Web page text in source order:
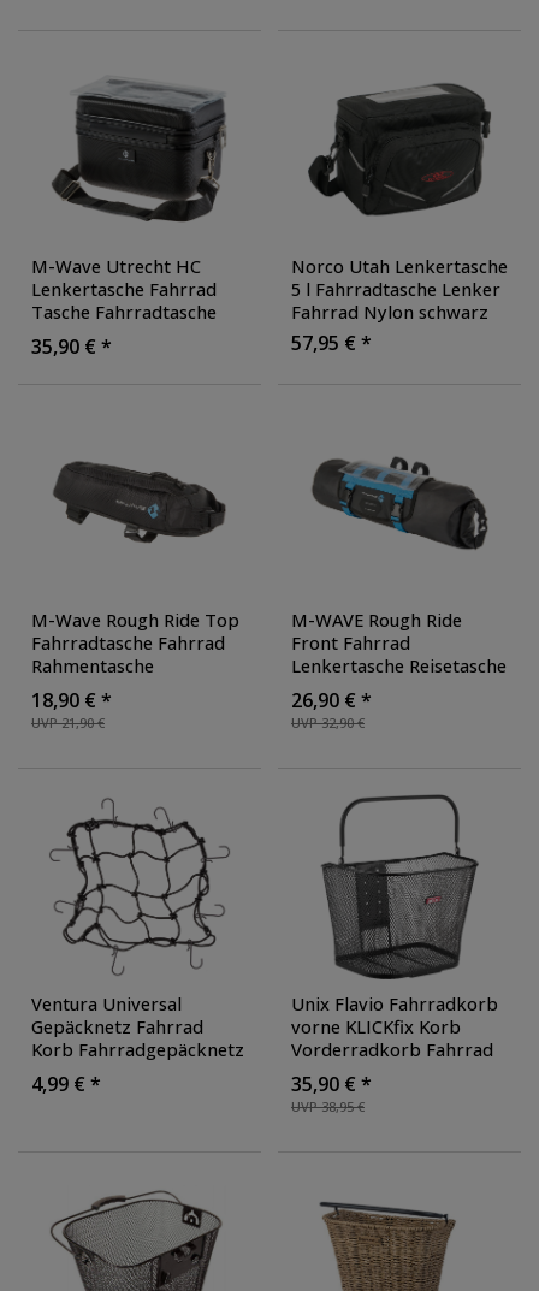
M-Wave Utrecht HC
Lenkertasche Fahrrad
Tasche Fahrradtasche
Lenker Box mit
Kartenhalter
35,90 € *
Norco Utah Lenkertasche
5 l Fahrradtasche Lenker
Fahrrad Nylon schwarz
57,95 € *
M-Wave Rough Ride Top
Fahrradtasche Fahrrad
Rahmentasche
Oberrohrtasche E-Bike
Tasche
UVP 21,90 €
18,90 € *
M-WAVE Rough Ride
Front Fahrrad
Lenkertasche Reisetasche
Fahrradtasche
Fahrradlenker Tasche 10
L
UVP 32,90 €
26,90 € *
Ventura Universal
Gepäcknetz Fahrrad
Korb Fahrradgepäcknetz
Sicherung Fahrradkorb
4,99 € *
Unix Flavio Fahrradkorb
vorne KLICKfix Korb
Vorderradkorb Fahrrad
geeignet für E Bike 16
Liter Volumen
engmaschig
UVP 38,95 €
35,90 € *